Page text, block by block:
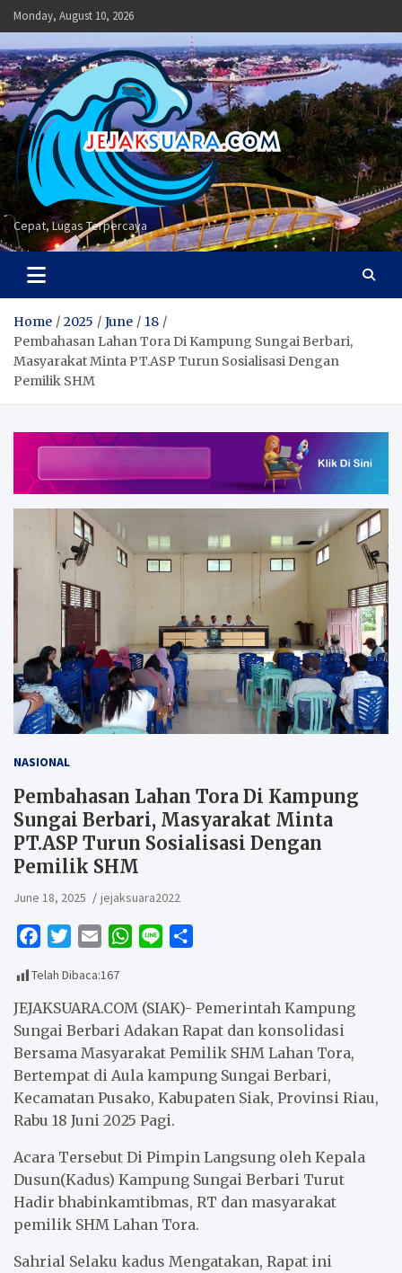
Skip
to
content
Monday, August 10, 2026
Cepat, Lugas Terpercaya
Home 2025 June
18
Pembahasan Lahan Tora Di Kampung Sungai Berbari,
Masyarakat Minta PT.ASP Turun Sosialisasi Dengan
Pemilik SHM
NASIONAL
Pembahasan Lahan Tora Di Kampung
Sungai Berbari, Masyarakat Minta
PT.ASP Turun Sosialisasi Dengan
Pemilik SHM
June 18, 2025 jejaksuara2022
c
e
b
o
o
k
i
t
t
e
r
a
i
l
W
t
s
A
p
p
e
r
e
Telah Dibaca:167
JEJAKSUARA.COM (SIAK)- Pemerintah Kampung
Sungai Berbari Adakan Rapat dan konsolidasi
Bersama Masyarakat Pemilik SHM Lahan Tora,
Bertempat di Aula kampung Sungai Berbari,
Kecamatan Pusako, Kabupaten Siak, Provinsi Riau,
Rabu 18 Juni 2025 Pagi.
Acara Tersebut Di Pimpin Langsung oleh Kepala
Dusun(Kadus) Kampung Sungai Berbari Turut
Hadir bhabinkamtibmas, RT dan masyarakat
pemilik SHM Lahan Tora.
Sahrial Selaku kadus Mengatakan, Rapat ini